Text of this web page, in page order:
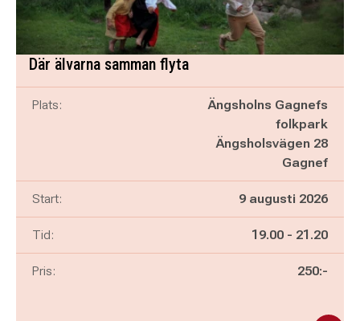
Där älvarna samman flyta
Plats:
Ängsholns Gagnefs
folkpark
Ängsholsvägen 28
Gagnef
Start: 9 augusti 2026
Tid: Pågår mellan
19.00 - och
21.20
Pris: 250:-